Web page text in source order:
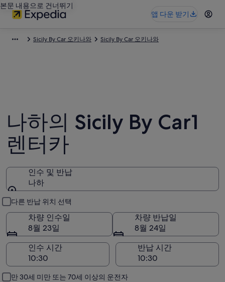
본문 내용으로 건너뛰기
앱 다운 받기
Sicily By Car 오키나와 Sicily By Car 오키나와
나하의 Sicily By Car1
렌터카
인수 및 반납
나하
인수 및 반납
다른 반납 위치 선택
차량 인수일
8월 23일
차량 반납일
8월 24일
인수 시간
반납 시간
만 30세 미만 또는 70세 이상의 운전자